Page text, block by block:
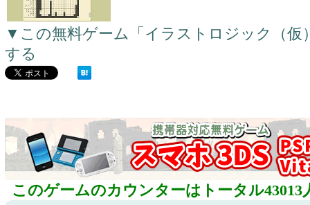
▼この無料ゲーム「イラストロジック（仮
する
このゲームのカウンターはトータル43013